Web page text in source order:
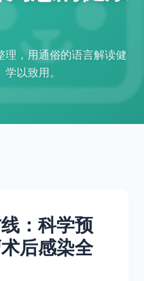
理，用通俗的语言解读健
以致用。
：科学预
后感染全